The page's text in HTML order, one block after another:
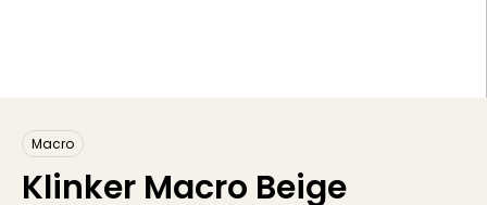
Macro
Klinker Macro Beige